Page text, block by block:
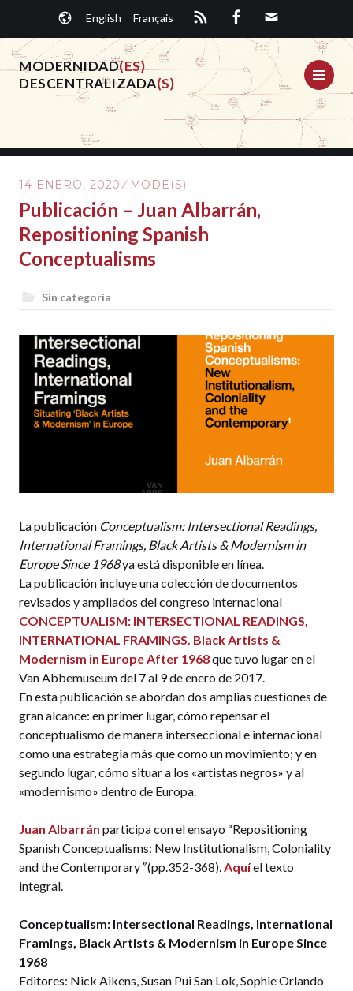
contenido.
English Français
MODERNIDAD(ES)
DESCENTRALIZADA(S)
14 ENERO, 2020 MODE(S)
Publicación – Juan Albarrán,
Repositioning Spanish
Conceptualisms
Sin categoría
La publicación Conceptualism: Intersectional Readings,
International Framings, Black Artists & Modernism in
Europe Since 1968ya está disponible en línea.
La publicación incluye una colección de documentos
revisados y ampliados del congreso internacional
CONCEPTUALISM: INTERSECTIONAL READINGS,
INTERNATIONAL FRAMINGS. Black Artists &
Modernism in Europe After 1968que tuvo lugar en el
Van Abbemuseum del 7 al 9 de enero de 2017.
En esta publicación se abordan dos amplias cuestiones de
gran alcance: en primer lugar, cómo repensar el
conceptualismo de manera interseccional e internacional
como una estrategia más que como un movimiento; y en
segundo lugar, cómo situar a los «artistas negros» y al
«modernismo» dentro de Europa.
Juan Albarrán participa con el ensayo “Repositioning
Spanish Conceptualisms: New Institutionalism, Coloniality
and the Contemporary”(pp.352-368).Aquíel texto
integral.
Conceptualism: Intersectional Readings, International
Framings, Black Artists & Modernism in Europe Since
1968
Editores: Nick Aikens, Susan Pui San Lok, Sophie Orlando